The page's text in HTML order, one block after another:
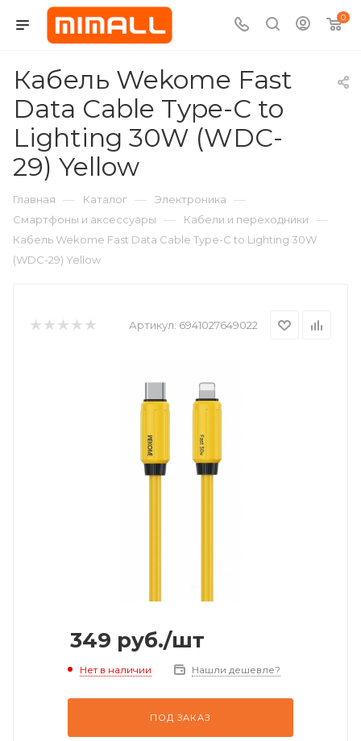
0
Кабель Wekome Fast
Data Cable Type-C to
Lighting 30W (WDC-
29) Yellow
Главная — Каталог — Электроника —
Смартфоны и аксессуары — Кабели и переходники —
Кабель Wekome Fast Data Cable Type-C to Lighting 30W
(WDC-29) Yellow
Артикул: 6941027649022
349 руб./шт
Нет в наличии Нашли дешевле?
ПОД ЗАКАЗ